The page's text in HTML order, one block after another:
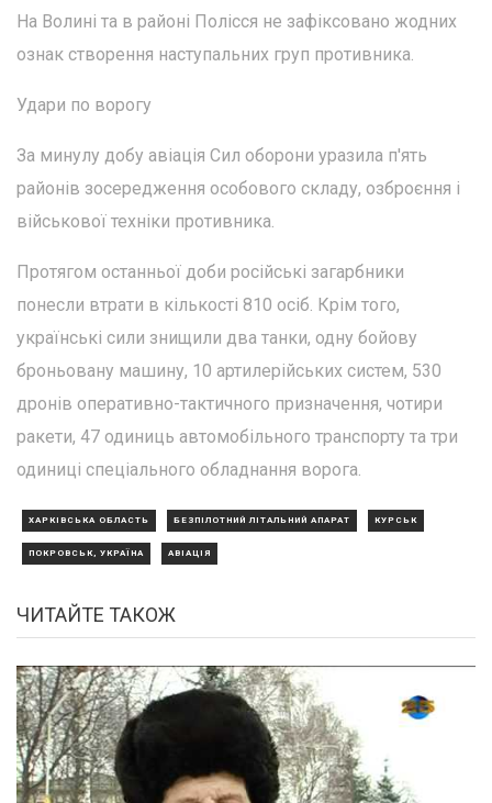
На Волині та в районі Полісся не зафіксовано жодних
ознак створення наступальних груп противника.
Удари по ворогу
За минулу добу авіація Сил оборони уразила п'ять
районів зосередження особового складу, озброєння і
військової техніки противника.
Протягом останньої доби російські загарбники
понесли втрати в кількості 810 осіб. Крім того,
українські сили знищили два танки, одну бойову
броньовану машину, 10 артилерійських систем, 530
дронів оперативно-тактичного призначення, чотири
ракети, 47 одиниць автомобільного транспорту та три
одиниці спеціального обладнання ворога.
ХАРКІВСЬКА ОБЛАСТЬ БЕЗПІЛОТНИЙ ЛІТАЛЬНИЙ АПАРАТ КУРСЬК
ПОКРОВСЬК, УКРАЇНА АВІАЦІЯ
ЧИТАЙТЕ ТАКОЖ